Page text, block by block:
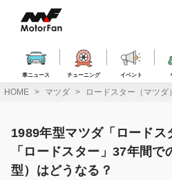
ス
車ニュース チューニング イベント
HOME マツダ ロードスター（マツダ）
1989年型マツダ「ロード
「ロードスター」37年間
型）はどうなる？